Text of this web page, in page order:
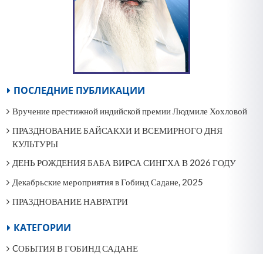
ПОСЛЕДНИЕ ПУБЛИКАЦИИ
Вручение престижной индийской премии Людмиле Хохловой
ПРАЗДНОВАНИЕ БАЙСАКХИ И ВСЕМИРНОГО ДНЯ
КУЛЬТУРЫ
ДЕНЬ РОЖДЕНИЯ БАБА ВИРСА СИНГХА В 2026 ГОДУ
Декабрьские мероприятия в Гобинд Садане, 2025
ПРАЗДНОВАНИЕ НАВРАТРИ
КАТЕГОРИИ
CОБЫТИЯ В ГОБИНД САДАНЕ